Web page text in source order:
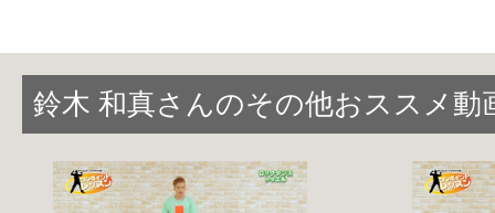
で
丁寧な説明でしっかりとフォローして
ワンポイントレッスンは全部で１０本！
リズム取りダウン、アップ、ポイント
でない方でもご覧頂ける内容
です。
鈴木 和真さんのその他おススメ動